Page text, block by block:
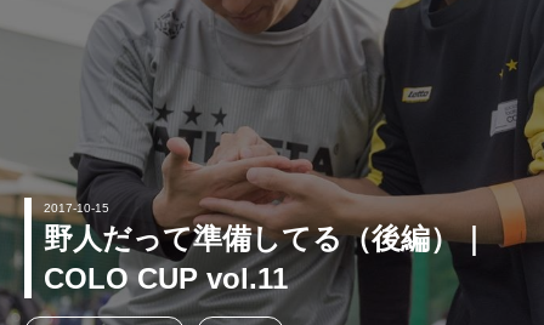
2017-10-15
野人だって準備してる（後編）｜
COLO CUP vol.11